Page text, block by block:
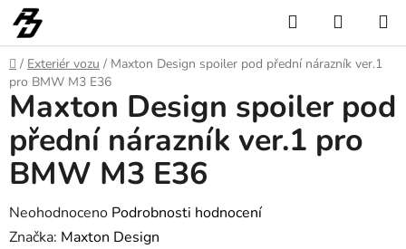
Přejít
na
obsah
Hledat
KOŠÍK
Domů
/ Exteriér vozu / Maxton Design spoiler pod přední nárazník ver.1
pro BMW M3 E36
Maxton Design spoiler pod
přední nárazník ver.1 pro
BMW M3 E36
Průměrné
hodnocení
Neohodnoceno Podrobnosti hodnocení
Značka: Maxton Design